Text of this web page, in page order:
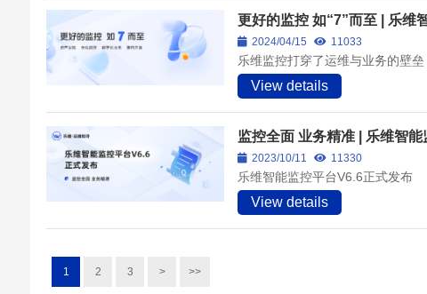
更好的监控 如“7”而至 | 乐维
2024/04/15 11033
乐维监控打穿了运维与业务的壁
View details
监控全面 业务精准 | 乐维智
2023/10/11 11330
乐维智能监控平台V6.6正式发布
View details
1 2 3 > >>